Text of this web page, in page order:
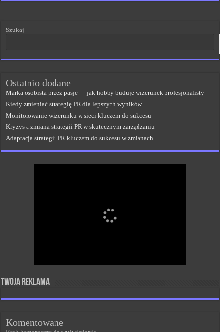
Szukaj
Ostatnio dodane
Marka osobista przez pasje — jak hobby buduje wizerunek profesjonalisty
Kiedy zmieniać strategię PR dla lepszych wyników
Monitorowanie wizerunku w sieci kluczem do sukcesu
Kryzys a zmiana strategii PR w skutecznym zarządzaniu
Adaptacja strategii PR kluczem do sukcesu w zmianach
Twoja reklama
Komentowane